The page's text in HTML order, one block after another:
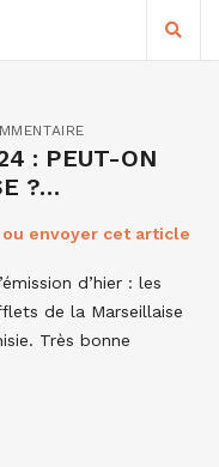
: PEUT-ON
?…
envoyer cet article
d’hier : les
de la Marseillaise
Très bonne